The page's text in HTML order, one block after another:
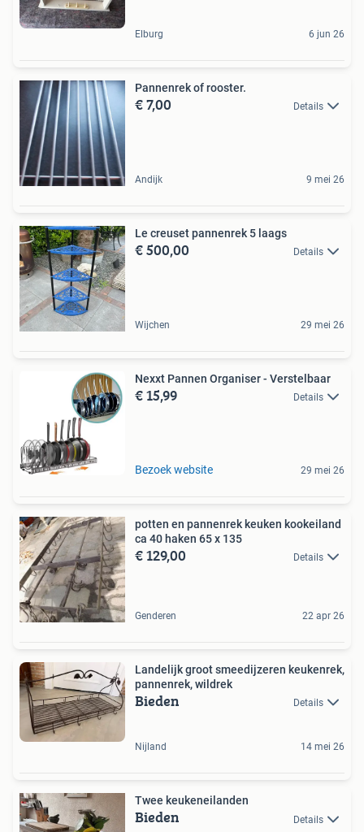
Elburg 6 jun 26
Pannenrek of rooster.
€ 7,00 Details
Andijk 9 mei 26
Le creuset pannenrek 5 laags
€ 500,00 Details
Wijchen 29 mei 26
Nexxt Pannen Organiser - Verstelbaar
€ 15,99 Details
Bezoek website 29 mei 26
potten en pannenrek keuken kookeiland
ca 40 haken 65 x 135
€ 129,00 Details
Genderen 22 apr 26
Landelijk groot smeedijzeren keukenrek,
pannenrek, wildrek
Bieden Details
Nijland 14 mei 26
Twee keukeneilanden
Bieden Details